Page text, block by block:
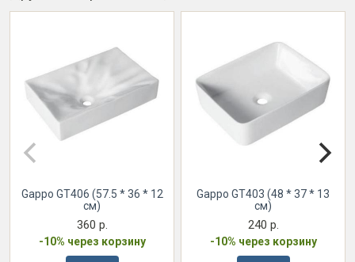
Gappo GT406 (57.5 * 36 * 12
см)
360 р.
-10% через корзину
Gappo GT403 (48 * 37 * 13
см)
240 р.
-10% через корзину